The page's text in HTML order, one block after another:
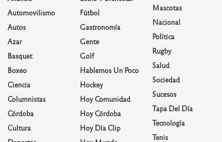
Automovilismo
Autos
Azar
Basquet
Boxeo
Ciencia
Columnistas
Córdoba
Cultura
Fútbol
Gastronomía
Gente
Golf
Hablemos Un Poco
Hockey
Hoy Comunidad
Hoy Córdoba
Hoy Día Clip
Mascotas
Nacional
Política
Rugby
Salud
Sociedad
Sucesos
Tapa Del Día
Tecnología
Tenis